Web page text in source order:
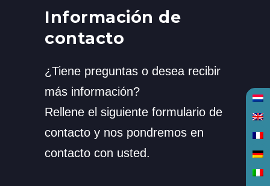
Información de
contacto
¿Tiene preguntas o desea recibir
más información?
Rellene el siguiente formulario de
contacto y nos pondremos en
contacto con usted.